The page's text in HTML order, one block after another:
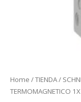
Home /TIENDA/
TERMOMAGNETICO